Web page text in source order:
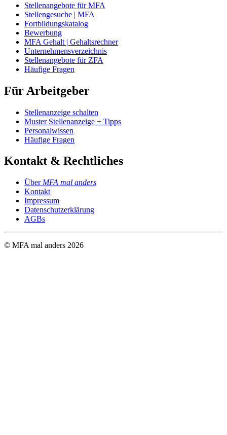
Stellenangebote für MFA
Stellengesuche | MFA
Fortbildungskatalog
Bewerbung
MFA Gehalt | Gehaltsrechner
Unternehmensverzeichnis
Stellenangebote für ZFA
Häufige Fragen
Für Arbeitgeber
Stellenanzeige schalten
Muster Stellenanzeige + Tipps
Personalwissen
Häufige Fragen
Kontakt & Rechtliches
Über MFA mal anders
Kontakt
Impressum
Datenschutzerklärung
AGBs
© MFA mal anders 2026